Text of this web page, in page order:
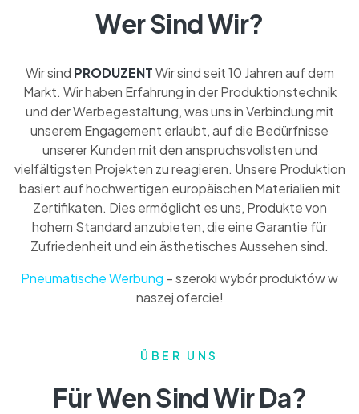
Wer Sind Wir?
Wir sind PRODUZENTWir sind seit 10 Jahren auf dem
Markt. Wir haben Erfahrung in der Produktionstechnik
und der Werbegestaltung, was uns in Verbindung mit
unserem Engagement erlaubt, auf die Bedürfnisse
unserer Kunden mit den anspruchsvollsten und
vielfältigsten Projekten zu reagieren. Unsere Produktion
basiert auf hochwertigen europäischen Materialien mit
Zertifikaten. Dies ermöglicht es uns, Produkte von
hohem Standard anzubieten, die eine Garantie für
Zufriedenheit und ein ästhetisches Aussehen sind.
Pneumatische Werbung – szeroki wybór produktów w
naszej ofercie!
ÜBER UNS
Für Wen Sind Wir Da?